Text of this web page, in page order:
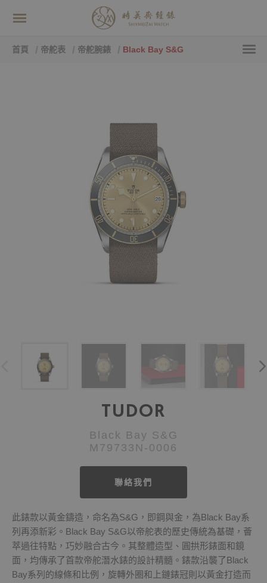
首頁 帝舵表 帝舵腕錶 Black Bay S&G
TUDOR
Black Bay S&G
M79733N-0006
聯絡我們
此錶款以黃金鑄造，命名為S&G，即鋼與金，為Black Bay系
列再添新彩。Black Bay S&G以帝舵表的歷史傳統為基礎，薈
萃過往特點，巧妙融合古今。其整體造型、圓拱形錶面和鏡
面，均傳承了首款帝舵潛水錶的設計精髓。錶款沿襲了Black
Bay系列的線條和比例，旋轉外圈和上鏈錶冠則以黃金打造而